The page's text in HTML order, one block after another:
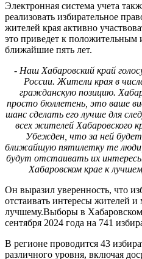
Электронная система учета
реализовать избирательное
жителей края активно
это приведет к положительным
ближайшие пять лет.
- Наш Хабаровский край
России. Жители края в
гражданскую позицию.
просто бюллетень, это ваше
шанс сделать его лучше для
всех жителей Хабаровского
Убежден, что за ней
ближайшую пятилетку те
будут отстаивать их
Хабаровском крае к
Он выразил уверенность, что
отстаивать интересы жителей и
лучшему.Выборы в Хабаровском
сентября 2024 года на 741
В регионе проводится 43
различного уровня, включая